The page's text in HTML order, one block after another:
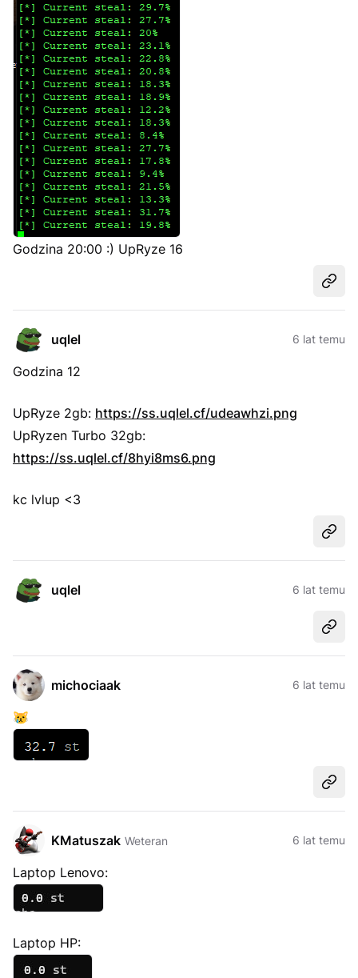
Godzina 20:00 :) UpRyze 16
uqlel 6 lat temu
Godzina 12
UpRyze 2gb: https://ss.uqlel.cf/udeawhzi.png
UpRyzen Turbo 32gb:
https://ss.uqlel.cf/8hyi8ms6.png
kc lvlup <3
uqlel 6 lat temu
michociaak 6 lat temu
😿
KMatuszak Weteran 6 lat temu
Laptop Lenovo:
Laptop HP: